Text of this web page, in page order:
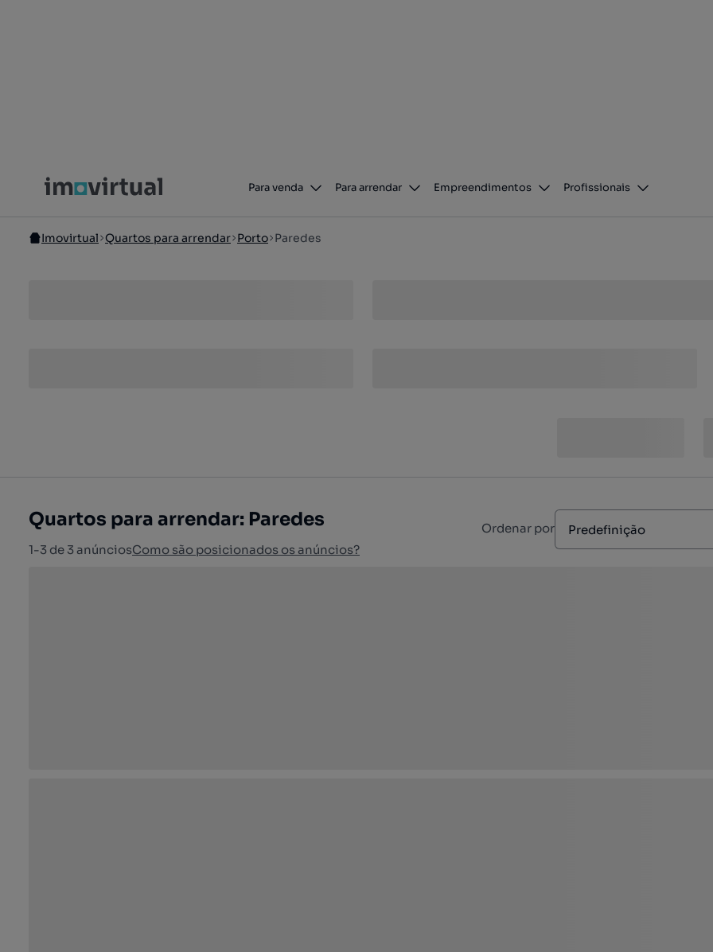
Para venda Para arrendar Empreendimentos Profissionais
Imovirtual Quartos para arrendar Porto Paredes
Quartos para arrendar: Paredes
1-3 de 3 anúnciosComo são posicionados os anúncios?
Ordenar por Predefinição